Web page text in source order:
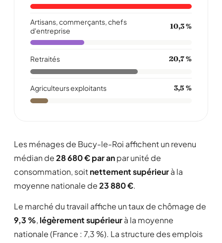
Artisans, commerçants, chefs
d'entreprise
10,3 %
Retraités 20,7 %
Agriculteurs exploitants 3,5 %
Les ménages de Bucy-le-Roi affichent un revenu
médian de28 680 € par anpar unité de
consommation, soitnettement supérieurà la
moyenne nationale de23 880 €.
Le marché du travail affiche un taux de chômage de
9,3 %, légèrement supérieurà la moyenne
nationale (France : 7,3 %). La structure des emplois